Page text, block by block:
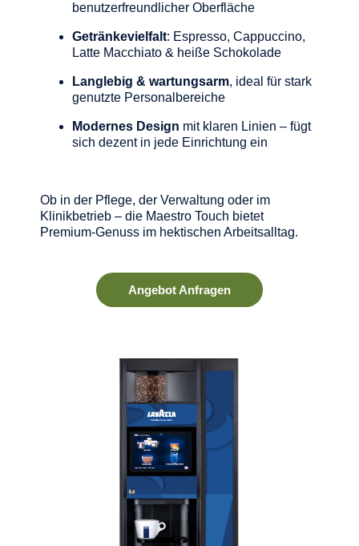
benutzerfreundlicher Oberfläche
Getränkevielfalt: Espresso, Cappuccino,
Latte Macchiato & heiße Schokolade
Langlebig & wartungsarm, ideal für stark
genutzte Personalbereiche
Modernes Design mit klaren Linien – fügt
sich dezent in jede Einrichtung ein
Ob in der Pflege, der Verwaltung oder im
Klinikbetrieb – die Maestro Touch bietet
Premium-Genuss im hektischen Arbeitsalltag.
Angebot Anfragen